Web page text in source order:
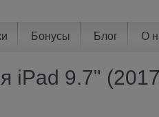
Бонусы Блог О
iPad 9.7"